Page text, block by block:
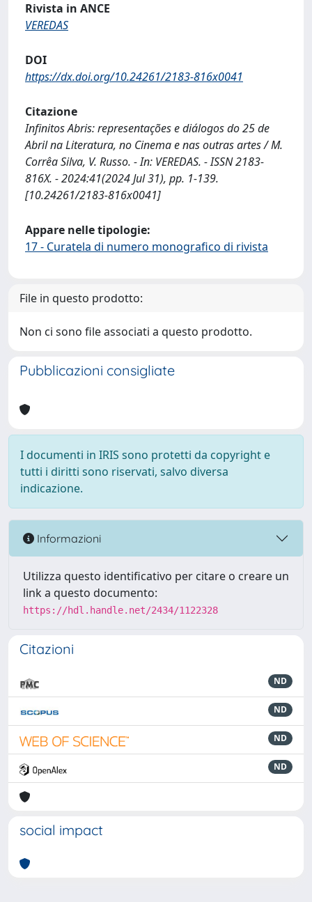
Rivista in ANCE
VEREDAS
DOI
https://dx.doi.org/10.24261/2183-816x0041
Citazione
Infinitos Abris: representações e diálogos do 25 de
Abril na Literatura, no Cinema e nas outras artes / M.
Corrêa Silva, V. Russo. - In: VEREDAS. - ISSN 2183-
816X. - 2024:41(2024 Jul 31), pp. 1-139.
[10.24261/2183-816x0041]
Appare nelle tipologie:
17 - Curatela di numero monografico di rivista
File in questo prodotto:
Non ci sono file associati a questo prodotto.
Pubblicazioni consigliate
I documenti in IRIS sono protetti da copyright e
tutti i diritti sono riservati, salvo diversa
indicazione.
Informazioni
Utilizza questo identificativo per citare o creare un
link a questo documento:
https://hdl.handle.net/2434/1122328
Citazioni
ND
ND
ND
ND
social impact